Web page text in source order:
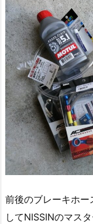
前後のブレーキホ
してNISSINのマスタ